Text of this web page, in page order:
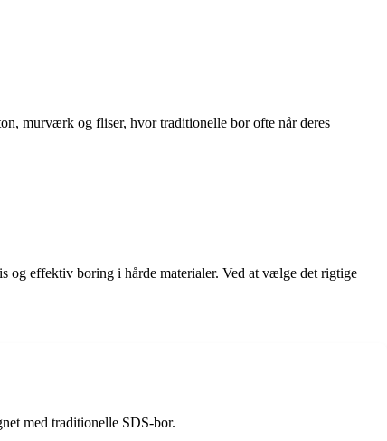
murværk og fliser, hvor traditionelle bor ofte når deres
og effektiv boring i hårde materialer. Ved at vælge det rigtige
med traditionelle SDS-bor.